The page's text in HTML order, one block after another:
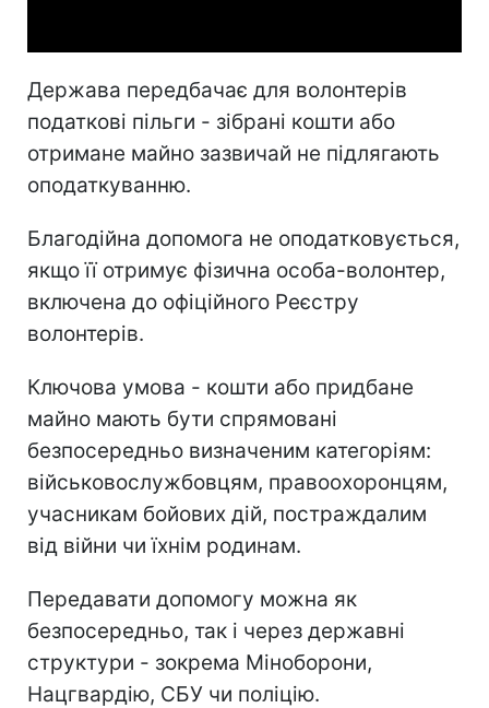
Держава передбачає для волонтерів
податкові пільги - зібрані кошти або
отримане майно зазвичай не підлягають
оподаткуванню.
Благодійна допомога не оподатковується,
якщо її отримує фізична особа-волонтер,
включена до офіційного Реєстру
волонтерів.
Ключова умова - кошти або придбане
майно мають бути спрямовані
безпосередньо визначеним категоріям:
військовослужбовцям, правоохоронцям,
учасникам бойових дій, постраждалим
від війни чи їхнім родинам.
Передавати допомогу можна як
безпосередньо, так і через державні
структури - зокрема Міноборони,
Нацгвардію, СБУ чи поліцію.